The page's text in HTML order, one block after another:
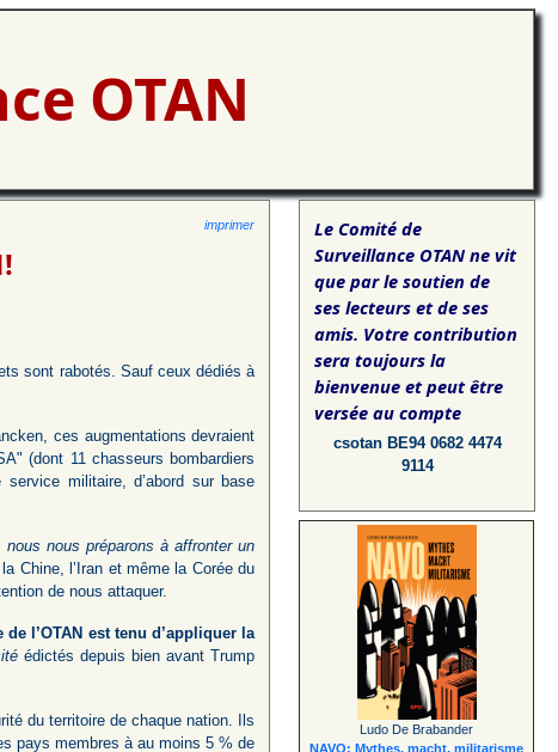
OTAN
imprimer
sont rabotés. Sauf ceux dédiés à
ces augmentations devraient
(dont 11 chasseurs bombardiers
militaire, d’abord sur base
nous préparons à affronter un
Chine, l’Iran et même la Corée du
de nous attaquer.
l’OTAN est tenu d’appliquer la
édictés depuis bien avant Trump
du territoire de chaque nation. Ils
pays membres à au moins 5 % de
Le Comité de
Surveillance OTAN ne vit
que par le soutien de
ses lecteurs et de ses
amis. Votre contribution
sera toujours la
bienvenue et peut être
versée au compte
csotan BE94 0682 4474
9114
Ludo De Brabander
NAVO: Mythes, macht, militarisme